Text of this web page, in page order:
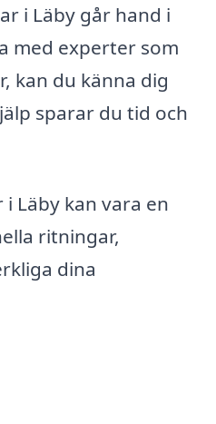
i Läby går hand i
med experter som
kan du känna dig
sparar du tid och
Läby kan vara en
ritningar,
dina